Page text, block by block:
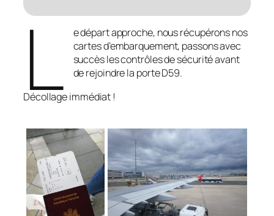
L
e départ approche, nous récupérons nos
cartes d’embarquement, passons avec
succès les contrôles de sécurité avant
de rejoindre la porte D59.
Décollage immédiat !